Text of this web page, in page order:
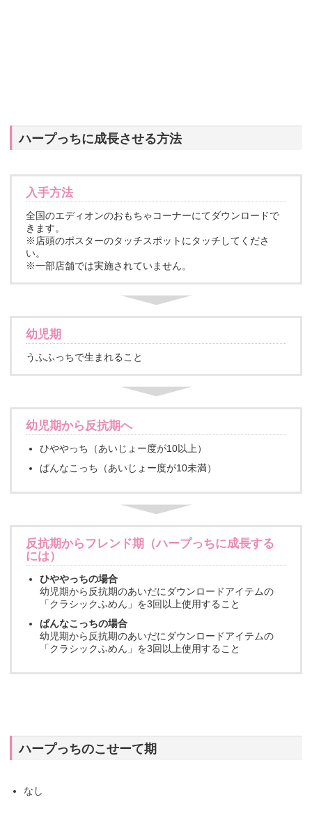
ハープっちに成長させる方法
入手方法
全国のエディオンのおもちゃコーナーにてダウンロードで
きます。
※店頭のポスターのタッチスポットにタッチしてくださ
い。
※一部店舗では実施されていません。
幼児期
うふふっちで生まれること
幼児期から反抗期へ
ひややっち（あいじょー度が10以上）
ぱんなこっち（あいじょー度が10未満）
反抗期からフレンド期（ハープっちに成長する
には）
ひややっちの場合
幼児期から反抗期のあいだにダウンロードアイテムの
「クラシックふめん」を3回以上使用すること
ぱんなこっちの場合
幼児期から反抗期のあいだにダウンロードアイテムの
「クラシックふめん」を3回以上使用すること
ハープっちのこせーて期
なし